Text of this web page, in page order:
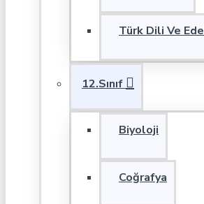
Türk Dili Ve
12.Sınıf
Biyoloji
Coğrafya